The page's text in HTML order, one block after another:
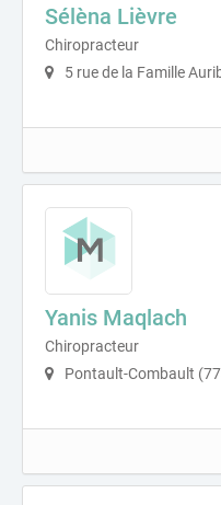
Sélèna Lièvre
Chiropracteur
5 rue de la Famille
Yanis Maqlach
Chiropracteur
Pontault-Combault